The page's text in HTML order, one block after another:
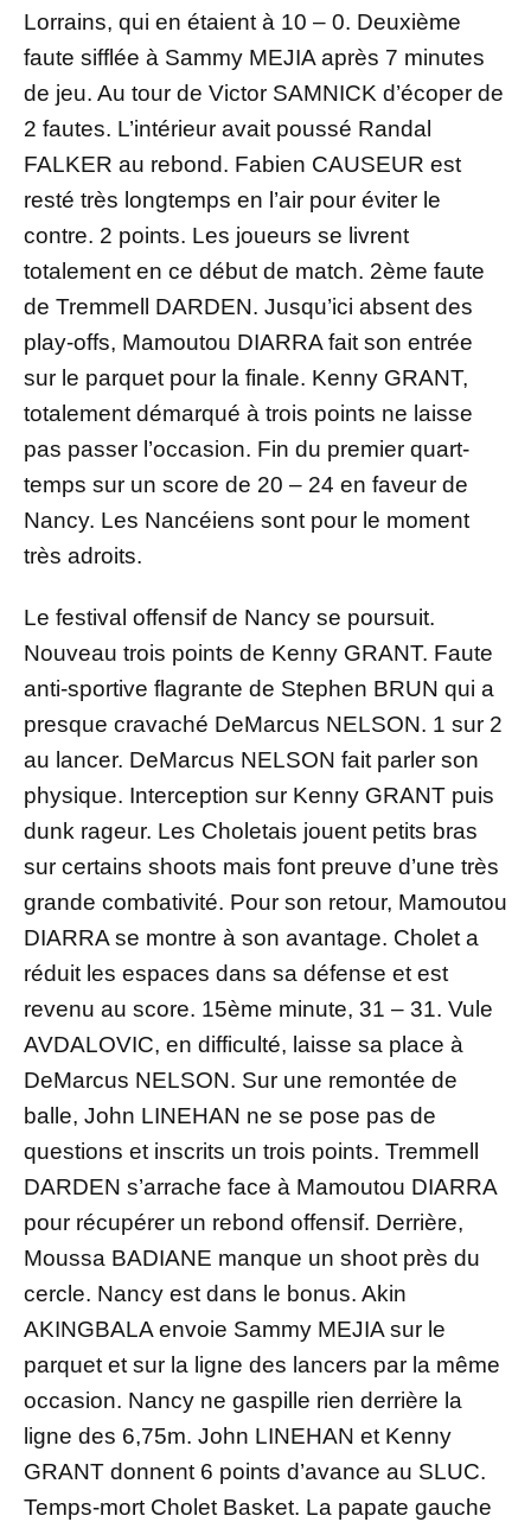
Lorrains, qui en étaient à 10 – 0. Deuxième
faute sifflée à Sammy MEJIA après 7 minutes
de jeu. Au tour de Victor SAMNICK d’écoper de
2 fautes. L’intérieur avait poussé Randal
FALKER au rebond. Fabien CAUSEUR est
resté très longtemps en l’air pour éviter le
contre. 2 points. Les joueurs se livrent
totalement en ce début de match. 2ème faute
de Tremmell DARDEN. Jusqu’ici absent des
play-offs, Mamoutou DIARRA fait son entrée
sur le parquet pour la finale. Kenny GRANT,
totalement démarqué à trois points ne laisse
pas passer l’occasion. Fin du premier quart-
temps sur un score de 20 – 24 en faveur de
Nancy. Les Nancéiens sont pour le moment
très adroits.
Le festival offensif de Nancy se poursuit.
Nouveau trois points de Kenny GRANT. Faute
anti-sportive flagrante de Stephen BRUN qui a
presque cravaché DeMarcus NELSON. 1 sur 2
au lancer. DeMarcus NELSON fait parler son
physique. Interception sur Kenny GRANT puis
dunk rageur. Les Choletais jouent petits bras
sur certains shoots mais font preuve d’une très
grande combativité. Pour son retour, Mamoutou
DIARRA se montre à son avantage. Cholet a
réduit les espaces dans sa défense et est
revenu au score. 15ème minute, 31 – 31. Vule
AVDALOVIC, en difficulté, laisse sa place à
DeMarcus NELSON. Sur une remontée de
balle, John LINEHAN ne se pose pas de
questions et inscrits un trois points. Tremmell
DARDEN s’arrache face à Mamoutou DIARRA
pour récupérer un rebond offensif. Derrière,
Moussa BADIANE manque un shoot près du
cercle. Nancy est dans le bonus. Akin
AKINGBALA envoie Sammy MEJIA sur le
parquet et sur la ligne des lancers par la même
occasion. Nancy ne gaspille rien derrière la
ligne des 6,75m. John LINEHAN et Kenny
GRANT donnent 6 points d’avance au SLUC.
Temps-mort Cholet Basket. La papate gauche